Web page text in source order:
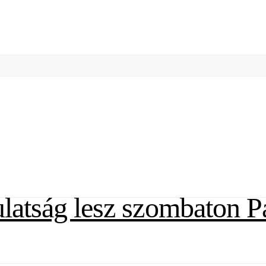
lesz szombaton